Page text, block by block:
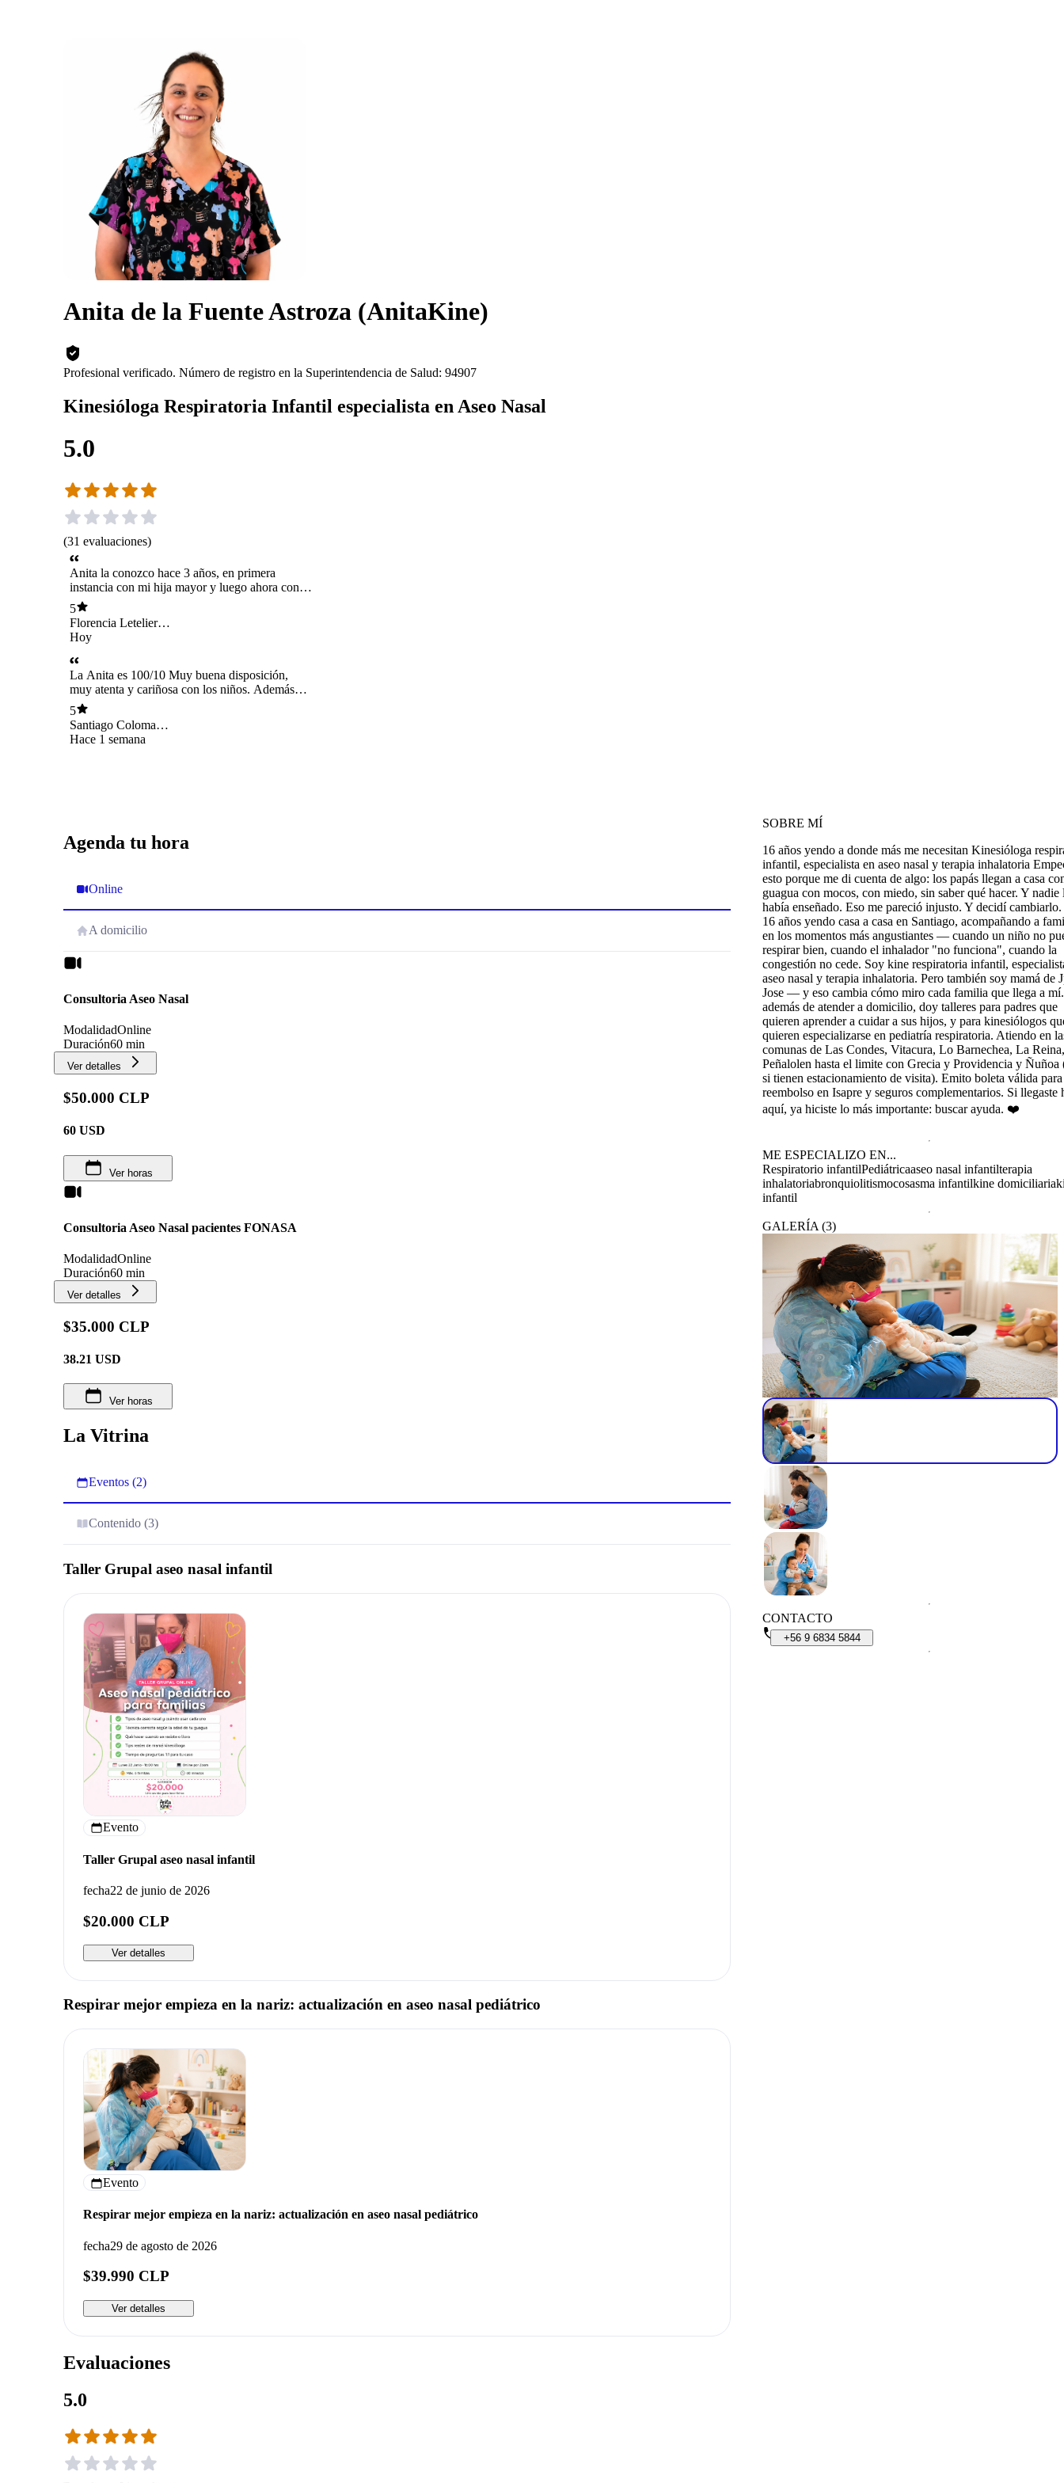
Anita de la Fuente Astroza (AnitaKine)
Profesional verificado. Número de registro en la Superintendencia de Salud: 94907
Kinesióloga Respiratoria Infantil especialista en Aseo Nasal
5.0
(31 evaluaciones)
Anita la conozco hace 3 años, en primera
instancia con mi hija mayor y luego ahora con
mi bebé, 1000% recomendada, muy empatica
como profesional, preocupada de forma
constante en la evolución de cada cuadro y
actualizada. Realiza la sesión dando una
tranquilidad enorme a las familias.
5
Florencia Letelier
Faúndez
Hoy
La Anita es 100/10 Muy buena disposición,
muy atenta y cariñosa con los niños. Además
explica todo a los papás y te enseña muchas
cosas. Muchas gracias Anita!!
5
Santiago Coloma
Figueroa
Hace 1 semana
Agenda tu hora
Online
A domicilio
Consultoria Aseo Nasal
ModalidadOnline
Duración60 min
Ver detalles
$50.000 CLP
60 USD
Ver horas
Consultoria Aseo Nasal pacientes FONASA
ModalidadOnline
Duración60 min
Ver detalles
$35.000 CLP
38.21 USD
Ver horas
La Vitrina
Eventos (2)
Contenido (3)
Taller Grupal aseo nasal infantil
Evento
Taller Grupal aseo nasal infantil
fecha22 de junio de 2026
$20.000 CLP
Ver detalles
Respirar mejor empieza en la nariz: actualización en aseo nasal pediátrico
Evento
Respirar mejor empieza en la nariz: actualización en aseo nasal pediátrico
fecha29 de agosto de 2026
$39.990 CLP
Ver detalles
Evaluaciones
5.0
SOBRE MÍ
16 años yendo a donde más me necesitan Kinesióloga
infantil, especialista en aseo nasal y terapia inhalatoria
esto porque me di cuenta de algo: los papás llegan a casa
guagua con mocos, con miedo, sin saber qué hacer. Y nadie
había enseñado. Eso me pareció injusto. Y decidí
16 años yendo casa a casa en Santiago, acompañando a
en los momentos más angustiantes — cuando un niño no
respirar bien, cuando el inhalador "no funciona", cuando la
congestión no cede. Soy kine respiratoria infantil,
aseo nasal y terapia inhalatoria. Pero también soy mamá de
Jose — y eso cambia cómo miro cada familia que llega a
además de atender a domicilio, doy talleres para padres que
quieren aprender a cuidar a sus hijos, y para kinesiólogos
quieren especializarse en pediatría respiratoria. Atiendo en
comunas de Las Condes, Vitacura, Lo Barnechea, La Reina,
Peñalolen hasta el limite con Grecia y Providencia y Ñuñoa
si tienen estacionamiento de visita). Emito boleta válida para
reembolso en Isapre y seguros complementarios. Si llegaste
aquí, ya hiciste lo más importante: buscar ayuda. ❤️
ME ESPECIALIZO EN...
Respiratorio infantilPediátricaaseo nasal infantilterapia
inhalatoriabronquiolitismocosasma infantilkine domiciliaria
infantil
GALERÍA (3)
CONTACTO
+56 9 6834 5844